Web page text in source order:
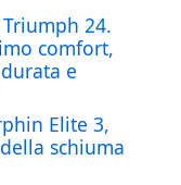
24.
comfort,
e
Elite 3,
schiuma